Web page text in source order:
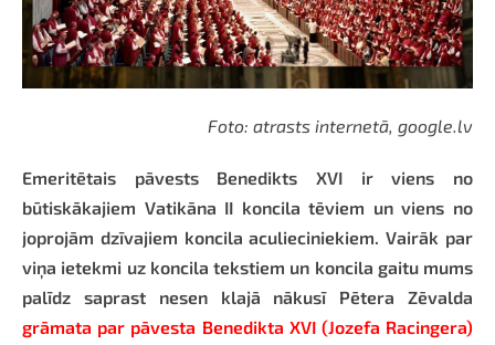
Foto: atrasts internetā, google.lv
Emeritētais pāvests Benedikts XVI ir viens no
būtiskākajiem Vatikāna II koncila tēviem un viens no
joprojām dzīvajiem koncila aculieciniekiem. Vairāk par
viņa ietekmi uz koncila tekstiem un koncila gaitu mums
palīdz saprast nesen klajā nākusī Pētera Zēvalda
grāmata par pāvesta Benedikta XVI (Jozefa Racingera)